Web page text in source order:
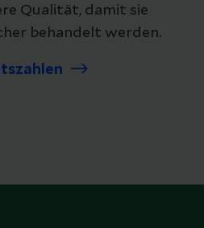
Qualität, damit sie
behandelt werden.